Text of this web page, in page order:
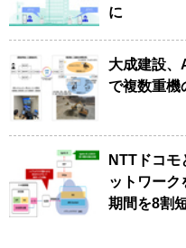
に
大成建設、
で複数重機
NTTドコ
ットワー
期間を8割